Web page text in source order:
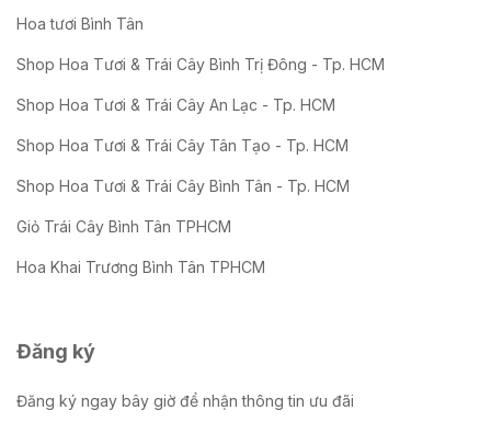
Hoa tươi Bình Tân
Shop Hoa Tươi & Trái Cây Bình Trị Đông - Tp. HCM
Shop Hoa Tươi & Trái Cây An Lạc - Tp. HCM
Shop Hoa Tươi & Trái Cây Tân Tạo - Tp. HCM
Shop Hoa Tươi & Trái Cây Bình Tân - Tp. HCM
Giỏ Trái Cây Bình Tân TPHCM
Hoa Khai Trương Bình Tân TPHCM
Đăng ký
Đăng ký ngay bây giờ để nhận thông tin ưu đãi